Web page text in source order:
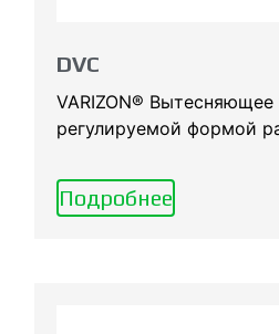
DVC
VARIZON® Вытесняющее
регулируемой формой
Подробнее